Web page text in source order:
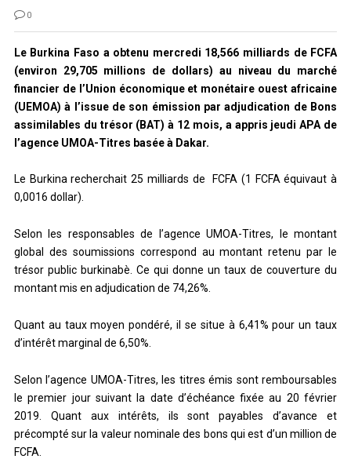
0
Le Burkina Faso a obtenu mercredi 18,566 milliards de FCFA
(environ 29,705 millions de dollars) au niveau du marché
financier de l’Union économique et monétaire ouest africaine
(UEMOA) à l’issue de son émission par adjudication de Bons
assimilables du trésor (BAT) à 12 mois, a appris jeudi APA de
l’agence UMOA-Titres basée à Dakar.
Le Burkina recherchait 25 milliards de FCFA (1 FCFA équivaut à
0,0016 dollar).
Selon les responsables de l’agence UMOA-Titres, le montant
global des soumissions correspond au montant retenu par le
trésor public burkinabè. Ce qui donne un taux de couverture du
montant mis en adjudication de 74,26%.
Quant au taux moyen pondéré, il se situe à 6,41% pour un taux
d’intérêt marginal de 6,50%.
Selon l’agence UMOA-Titres, les titres émis sont remboursables
le premier jour suivant la date d’échéance fixée au 20 février
2019. Quant aux intérêts, ils sont payables d’avance et
précompté sur la valeur nominale des bons qui est d’un million de
FCFA.